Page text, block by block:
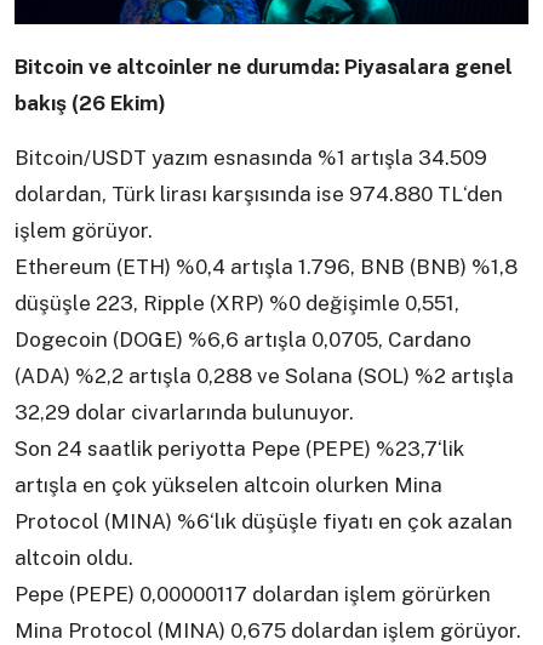
Bitcoin ve altcoinler ne durumda: Piyasalara genel
bakış (26 Ekim)
Bitcoin/USDT yazım esnasında %1 artışla 34.509
dolardan, Türk lirası karşısında ise 974.880 TL‘den
işlem görüyor.
Ethereum (ETH) %0,4 artışla 1.796, BNB (BNB) %1,8
düşüşle 223, Ripple (XRP) %0 değişimle 0,551,
Dogecoin (DOGE) %6,6 artışla 0,0705, Cardano
(ADA) %2,2 artışla 0,288 ve Solana (SOL) %2 artışla
32,29 dolar civarlarında bulunuyor.
Son 24 saatlik periyotta Pepe (PEPE) %23,7‘lik
artışla en çok yükselen altcoin olurken Mina
Protocol (MINA) %6‘lık düşüşle fiyatı en çok azalan
altcoin oldu.
Pepe (PEPE) 0,00000117 dolardan işlem görürken
Mina Protocol (MINA) 0,675 dolardan işlem görüyor.